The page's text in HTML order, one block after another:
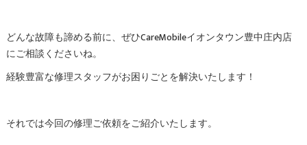
どんな故障も諦める前に、ぜひCareMobileイオンタウン豊中庄内店
にご相談くださいね。
経験豊富な修理スタッフがお困りごとを解決いたします！
それでは今回の修理ご依頼をご紹介いたします。